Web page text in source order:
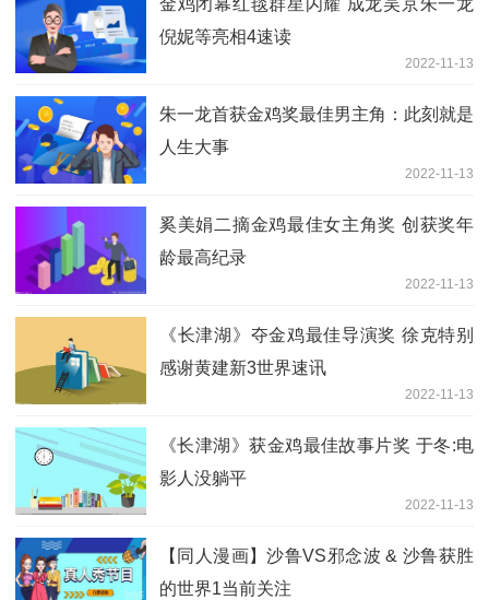
倪妮等亮相4速读
2022-11-13
朱一龙首获金鸡奖最佳男主角：此刻就是
人生大事
2022-11-13
奚美娟二摘金鸡最佳女主角奖 创获奖年
龄最高纪录
2022-11-13
《长津湖》夺金鸡最佳导演奖 徐克特别
感谢黄建新3世界速讯
2022-11-13
《长津湖》获金鸡最佳故事片奖 于冬:电
影人没躺平
2022-11-13
【同人漫画】沙鲁VS邪念波 & 沙鲁获胜
的世界1当前关注